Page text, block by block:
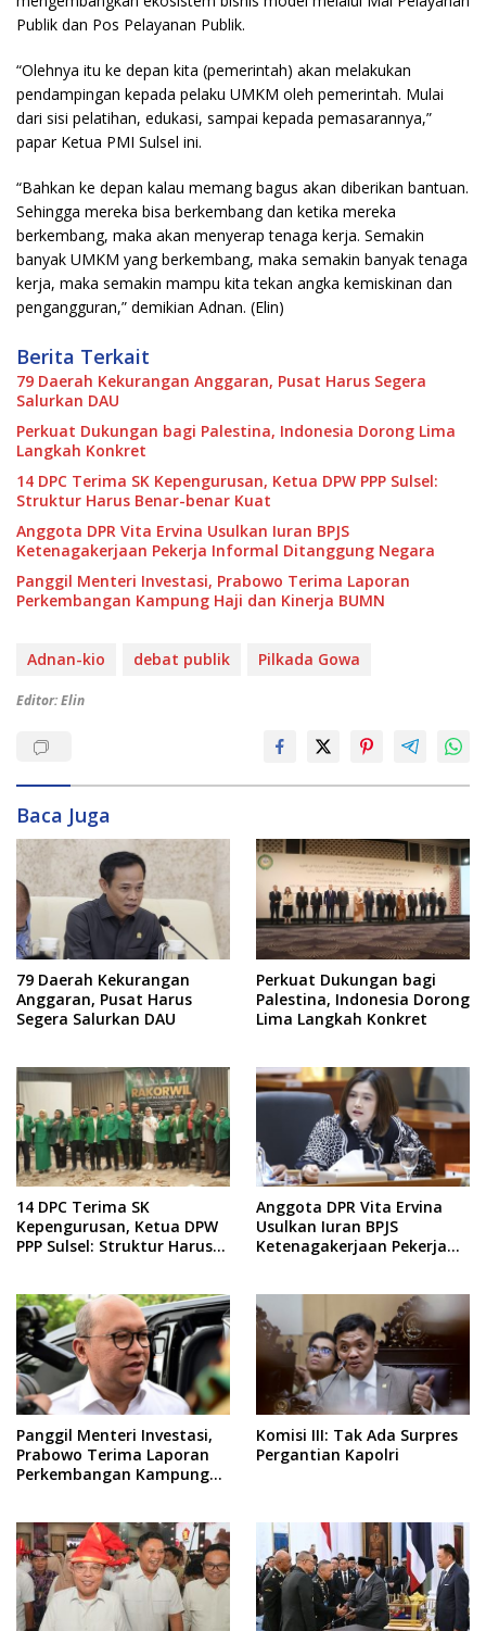
Publik dan Pos Pelayanan Publik.
“Olehnya itu ke depan kita (pemerintah) akan melakukan
pendampingan kepada pelaku UMKM oleh pemerintah. Mulai
dari sisi pelatihan, edukasi, sampai kepada pemasarannya,”
papar Ketua PMI Sulsel ini.
“Bahkan ke depan kalau memang bagus akan diberikan bantuan.
Sehingga mereka bisa berkembang dan ketika mereka
berkembang, maka akan menyerap tenaga kerja. Semakin
banyak UMKM yang berkembang, maka semakin banyak tenaga
kerja, maka semakin mampu kita tekan angka kemiskinan dan
pengangguran,” demikian Adnan. (Elin)
Berita Terkait
79 Daerah Kekurangan Anggaran, Pusat Harus Segera
Salurkan DAU
Perkuat Dukungan bagi Palestina, Indonesia Dorong Lima
Langkah Konkret
14 DPC Terima SK Kepengurusan, Ketua DPW PPP Sulsel:
Struktur Harus Benar-benar Kuat
Anggota DPR Vita Ervina Usulkan Iuran BPJS
Ketenagakerjaan Pekerja Informal Ditanggung Negara
Panggil Menteri Investasi, Prabowo Terima Laporan
Perkembangan Kampung Haji dan Kinerja BUMN
Adnan-kio debat publik Pilkada Gowa
Editor: Elin
Baca Juga
79 Daerah Kekurangan
Anggaran, Pusat Harus
Segera Salurkan DAU
Perkuat Dukungan bagi
Palestina, Indonesia Dorong
Lima Langkah Konkret
14 DPC Terima SK
Kepengurusan, Ketua DPW
PPP Sulsel: Struktur Harus
Anggota DPR Vita Ervina
Usulkan Iuran BPJS
Ketenagakerjaan Pekerja
Panggil Menteri Investasi,
Prabowo Terima Laporan
Perkembangan Kampung
Komisi III: Tak Ada Surpres
Pergantian Kapolri